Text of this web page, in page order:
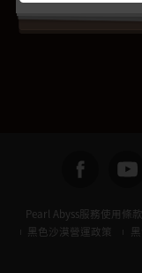
Pearl Abyss服務使用條款
黑色沙漠營運政策